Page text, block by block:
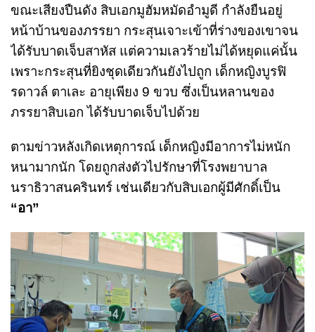
ขณะเสียงปืนดัง สิบเอกมูฮัมหมัดอำมูดี กำลังยืนอยู่
หน้าบ้านของภรรยา กระสุนเจาะเข้าที่ร่างของเขาจน
ได้รับบาดเจ็บสาหัส แต่ความเลวร้ายไม่ได้หยุดแค่นั้น
เพราะกระสุนที่ยิงชุดเดียวกันยังไปถูก เด็กหญิงบูรฟิ
รดาวล์ ตาเละ อายุเพียง 9 ขวบ ซึ่งเป็นหลานของ
ภรรยาสิบเอก ได้รับบาดเจ็บไปด้วย
ตามข่าวหลังเกิดเหตุการณ์ เด็กหญิงมีอาการไม่หนัก
หนามากนัก โดยถูกส่งตัวไปรักษาที่โรงพยาบาล
นราธิวาสนครินทร์ เช่นเดียวกับสิบเอกผู้มีศักดิ์เป็น
“อา”